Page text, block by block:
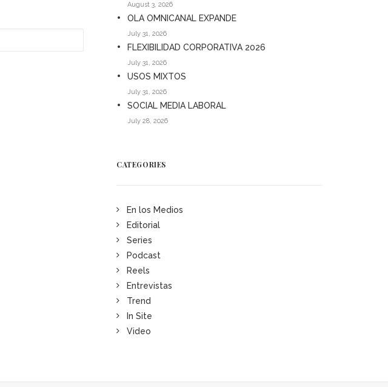
August 3, 2026
OLA OMNICANAL EXPANDE
July 31, 2026
FLEXIBILIDAD CORPORATIVA 2026
July 31, 2026
USOS MIXTOS
July 31, 2026
SOCIAL MEDIA LABORAL
July 28, 2026
CATEGORIES
En los Medios
Editorial
Series
Podcast
Reels
Entrevistas
Trend
In Site
Video